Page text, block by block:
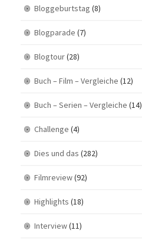
Bloggeburtstag (8)
Blogparade (7)
Blogtour(28)
Buch – Film – Vergleiche (12)
Buch – Serien – Vergleiche (14)
Challenge (4)
Dies und das (282)
Filmreview(92)
Highlights (18)
Interview(11)